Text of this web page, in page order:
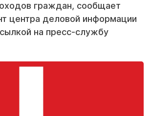
граждан, сообщает
центра деловой информации
на пресс-службу